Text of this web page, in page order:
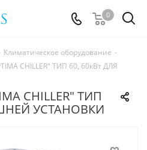
0
Климатическое оборудование -
CHILLER" ТИП 60, 60кВт ДЛЯ
CHILLER" ТИП
УСТАНОВКИ